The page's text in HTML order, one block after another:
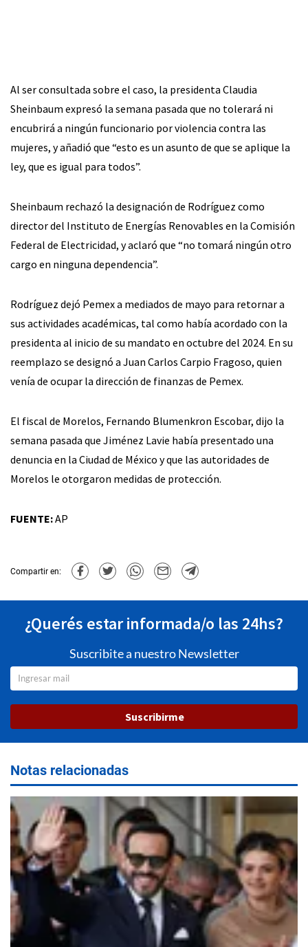
Al ser consultada sobre el caso, la presidenta Claudia
Sheinbaum expresó la semana pasada que no tolerará ni
encubrirá a ningún funcionario por violencia contra las
mujeres, y añadió que “esto es un asunto de que se aplique la
ley, que es igual para todos”.
Sheinbaum rechazó la designación de Rodríguez como
director del Instituto de Energías Renovables en la Comisión
Federal de Electricidad, y aclaró que “no tomará ningún otro
cargo en ninguna dependencia”.
Rodríguez dejó Pemex a mediados de mayo para retornar a
sus actividades académicas, tal como había acordado con la
presidenta al inicio de su mandato en octubre del 2024. En su
reemplazo se designó a Juan Carlos Carpio Fragoso, quien
venía de ocupar la dirección de finanzas de Pemex.
El fiscal de Morelos, Fernando Blumenkron Escobar, dijo la
semana pasada que Jiménez Lavie había presentado una
denuncia en la Ciudad de México y que las autoridades de
Morelos le otorgaron medidas de protección.
FUENTE:AP
Compartir en:
¿Querés estar informada/o las 24hs?
Suscribite a nuestro Newsletter
Suscribirme
Notas relacionadas